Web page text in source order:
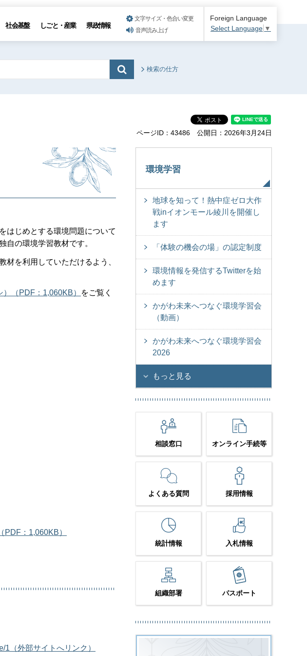
社会基盤 しごと・産業 県政情報
文字サイズ・色合い変更
音声読み上げ
Foreign Language
Select Language ▼
検索の仕方
ページID：43486 公開日：2026年3月24日
はじめとする環境問題について
自の環境学習教材です。
を利用していただけるよう、
）（PDF：1,060KB）
をご覧く
（PDF：1,060KB）
（外部サイトへリンク）
環境学習
地球を知って！熱中症ゼロ大作
戦inイオンモール綾川を開催し
ます
「体験の機会の場」の認定制度
環境情報を発信するTwitterを始
めます
かがわ未来へつなぐ環境学習会
（動画）
かがわ未来へつなぐ環境学習会
2026
もっと見る
相談窓口 オンライン手続等
よくある質問 採用情報
統計情報 入札情報
組織部署 パスポート